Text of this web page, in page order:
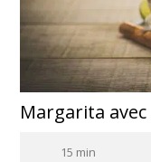
Margarita
15 min